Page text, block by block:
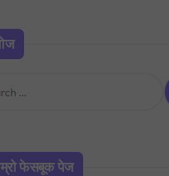
फेसबूक पेज